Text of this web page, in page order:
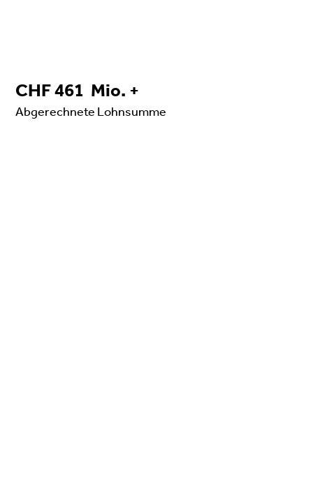
CHF461 461
Mio. +
Abgerechnete Lohnsumme